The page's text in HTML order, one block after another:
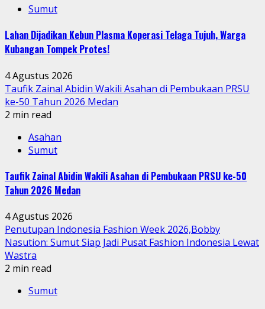
Sumut
Lahan Dijadikan Kebun Plasma Koperasi Telaga Tujuh, Warga
Kubangan Tompek Protes!
4 Agustus 2026
Taufik Zainal Abidin Wakili Asahan di Pembukaan PRSU
ke-50 Tahun 2026 Medan
2 min read
Asahan
Sumut
Taufik Zainal Abidin Wakili Asahan di Pembukaan PRSU ke-50
Tahun 2026 Medan
4 Agustus 2026
Penutupan Indonesia Fashion Week 2026,Bobby
Nasution: Sumut Siap Jadi Pusat Fashion Indonesia Lewat
Wastra
2 min read
Sumut